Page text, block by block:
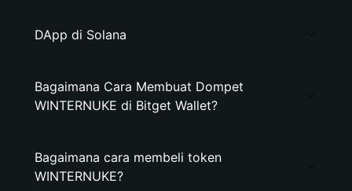
DApp di Solana
Bagaimana Cara Membuat Dompet
WINTERNUKE di Bitget Wallet?
Bagaimana cara membeli token
WINTERNUKE?